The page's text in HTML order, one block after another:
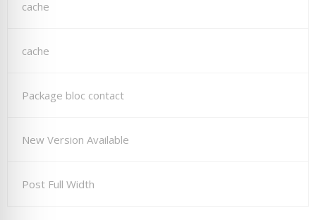
cache
cache
Package bloc contact
New Version Available
Post Full Width